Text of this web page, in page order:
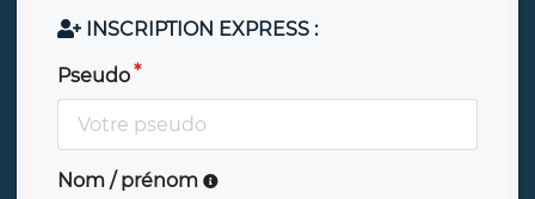
INSCRIPTION EXPRESS :
Pseudo
Nom / prénom